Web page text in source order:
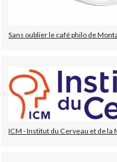
Sans oublier le café philo de
ICM - Institut du Cerveau et de la